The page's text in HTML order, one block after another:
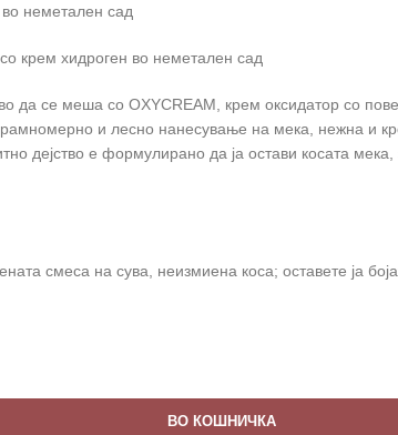
неметален сад
крем хидроген во неметален сад
да се меша со OXYCREAM, крем оксидатор со
и лесно нанесување на мека, нежна и
дејство е формулирано да ја остави косата
смеса на сува, неизмиена коса; оставете ја
ВО КОШНИЧКА